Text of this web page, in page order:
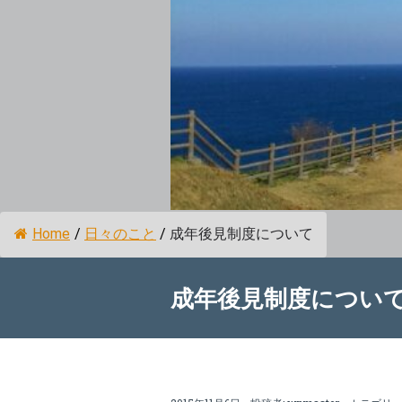
Home / 日々のこと / 成年後見制度について
成年後見制度につい